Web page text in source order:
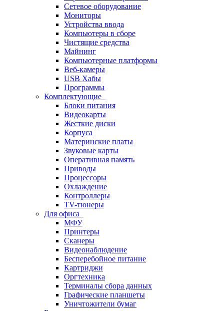
Сетевое оборудование
Мониторы
Устройства ввода
Компьютеры в сборе
Чистящие средства
Майнинг
Компьютерные платформы
Веб-камеры
USB Хабы
Программы
Комплектующие
Блоки питания
Видеокарты
Жесткие диски
Корпуса
Материнские платы
Звуковые карты
Оперативная память
Приводы
Процессоры
Охлаждение
Контроллеры
TV-тюнеры
Для офиса
МФУ
Принтеры
Сканеры
Видеонаблюдение
Бесперебойное питание
Картриджи
Оргтехника
Терминалы сбора данных
Графические планшеты
Уничтожители бумаг